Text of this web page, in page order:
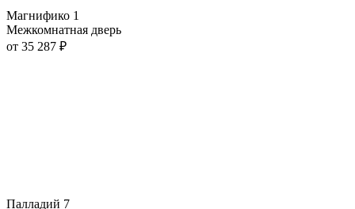
Магнифико 1
Межкомнатная дверь
от 35 287 ₽
Палладий 7